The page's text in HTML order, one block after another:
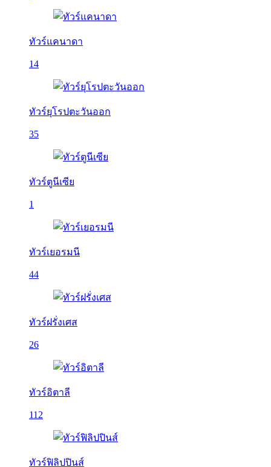
ทัวร์แคนาดา
14
ทัวร์ยุโรปตะวันออก
35
ทัวร์ตูนีเซีย
1
ทัวร์เยอรมนี
44
ทัวร์ฝรั่งเศส
26
ทัวร์อิตาลี
112
ทัวร์ฟิลิปปินส์